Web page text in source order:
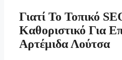
Γιατί Το Τοπικό
Καθοριστικό Για
Αρτέμιδα Λούτσα